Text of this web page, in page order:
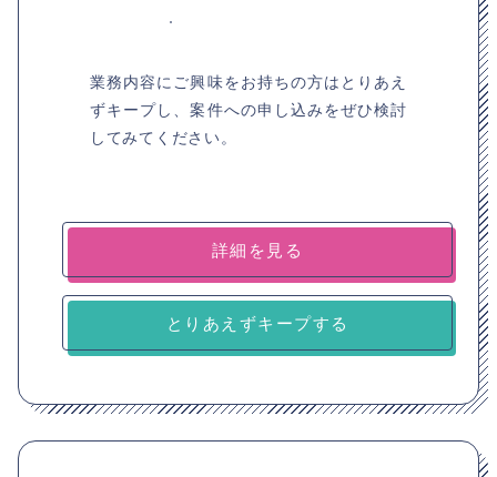
業務内容にご興味をお持ちの方はとりあえ
ずキープし、案件への申し込みをぜひ検討
してみてください。
詳細を見る
とりあえずキープする